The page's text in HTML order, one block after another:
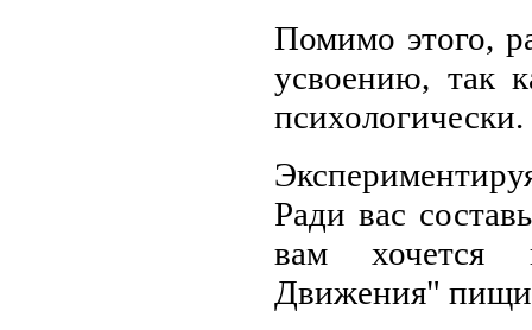
Помимо этого,
усвоению, так
психологически.
Ради вас
вам хочется
Движения"